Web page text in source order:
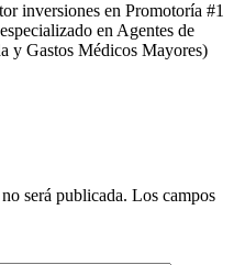
inversiones en Promotoría #1
en Agentes de
y Gastos Médicos Mayores)
será publicada. Los campos